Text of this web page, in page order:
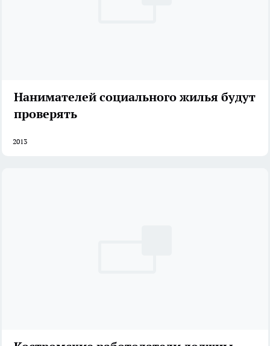
Нанимателей социального жилья будут
проверять
2013